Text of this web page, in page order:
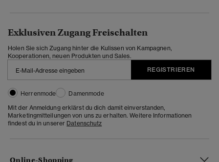
Exklusiven Zugang Freischalten
Holen Sie sich Zugang hinter die Kulissen von Kampagnen,
Kooperationen, neuen Produkten und Sales.
REGISTRIEREN
Herrenmode
Damenmode
Mit der Anmeldung erklärst du dich damit einverstanden,
Marketingmitteilungen von uns zu erhalten. Weitere Informationen
findest du in unserer Datenschutz
Online-Shopping